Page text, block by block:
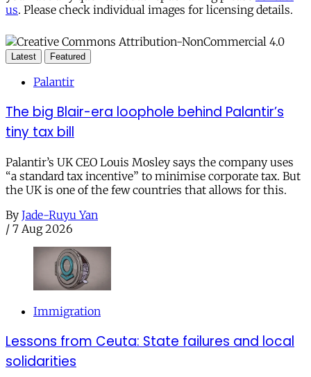
us. Please check individual images for licensing details.
Latest Featured
Palantir
The big Blair-era loophole behind Palantir’s
tiny tax bill
Palantir’s UK CEO Louis Mosley says the company uses
“a standard tax incentive” to minimise corporate tax. But
the UK is one of the few countries that allows for this.
By Jade-Ruyu Yan
/ 7 Aug 2026
Immigration
Lessons from Ceuta: State failures and local
solidarities